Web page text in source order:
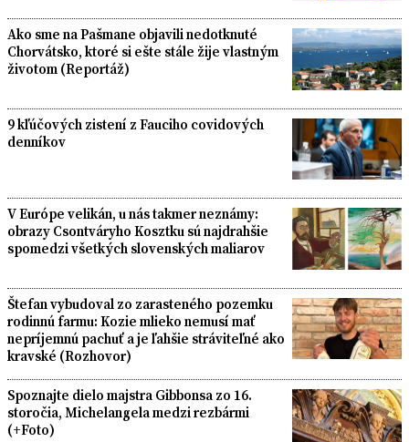
Ako sme na Pašmane objavili nedotknuté
Chorvátsko, ktoré si ešte stále žije vlastným
životom (Reportáž)
9 kľúčových zistení z Fauciho covidových
denníkov
V Európe velikán, u nás takmer neznámy:
obrazy Csontváryho Kosztku sú najdrahšie
spomedzi všetkých slovenských maliarov
Štefan vybudoval zo zarasteného pozemku
rodinnú farmu: Kozie mlieko nemusí mať
nepríjemnú pachuť a je ľahšie stráviteľné ako
kravské (Rozhovor)
Spoznajte dielo majstra Gibbonsa zo 16.
storočia, Michelangela medzi rezbármi
(+Foto)